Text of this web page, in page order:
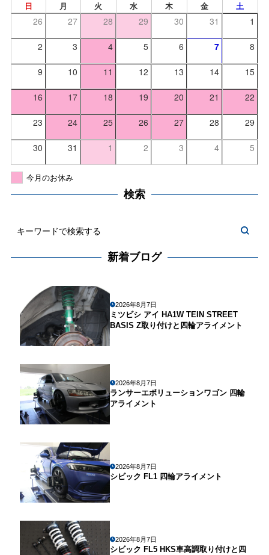
日 月 火 水 木 金 土
26 27 28 29 30 31 1
2 3 4 5 6 7 8
9 10 11 12 13 14 15
16 17 18 19 20 21 22
23 24 25 26 27 28 29
30 31 1 2 3 4 5
今月のお休み
検索
新着ブログ
2026年8月7日
ミツビシ アイ HA1W TEIN STREET
BASIS Z取り付けと四輪アライメント
2026年8月7日
ランサーエボリューションワゴン 四輪
アライメント
2026年8月7日
シビック FL1 四輪アライメント
2026年8月7日
シビック FL5 HKS車高調取り付けと四